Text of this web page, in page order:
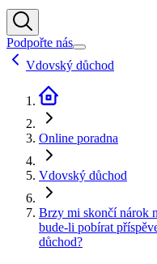
Podpořte nás
Vdovský důchod
Online poradna
Vdovský důchod
Brzy mi skončí nárok
bude-li pobírat
důchod?